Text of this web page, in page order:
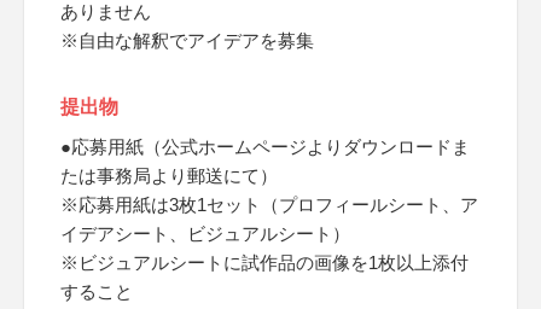
ありません
※自由な解釈でアイデアを募集
提出物
●応募用紙（公式ホームページよりダウンロードま
たは事務局より郵送にて）
※応募用紙は3枚1セット（プロフィールシート、ア
イデアシート、ビジュアルシート）
※ビジュアルシートに試作品の画像を1枚以上添付
すること